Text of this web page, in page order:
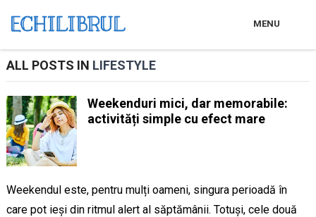
MENU
ALL POSTS IN LIFESTYLE
Weekenduri mici, dar memorabile:
activități simple cu efect mare
Weekendul este, pentru mulți oameni, singura perioadă în
care pot ieși din ritmul alert al săptămânii. Totuși, cele două